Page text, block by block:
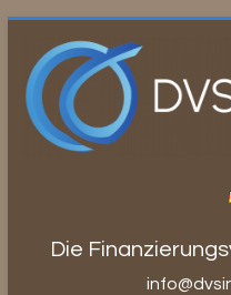
Inhalt
springen
Die